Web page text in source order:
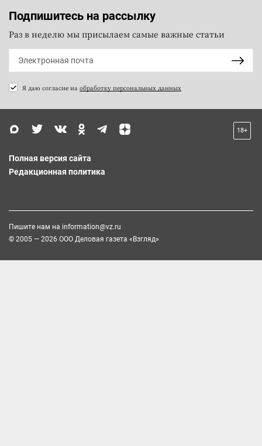
Подпишитесь на рассылку
Раз в неделю мы присылаем самые важные статьи
Я даю согласие на обработку персональных данных
18+
Полная версия сайта
Редакционная политика
Пишите нам на information@vz.ru
© 2005 — 2026 ООО Деловая газета «Взгляд»